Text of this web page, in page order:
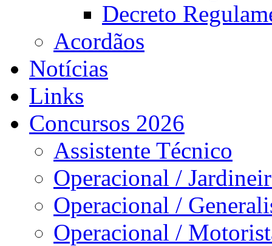
Decreto
Acordãos
Notícias
Links
Concursos 2026
Assistente Técnico
Operacional /
Operacional /
Operacional /